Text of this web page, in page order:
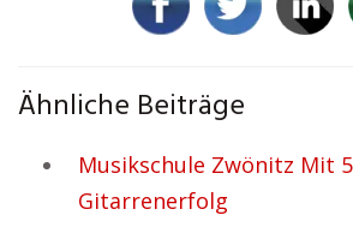
Ähnliche Beiträge
Musikschule Zwönitz Mit
Gitarrenerfolg